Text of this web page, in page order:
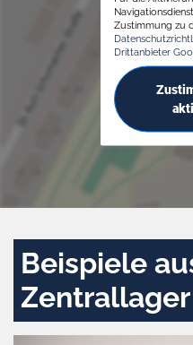
Zustimmung zu
Drittanbieter
Beispiele
Zentrallager